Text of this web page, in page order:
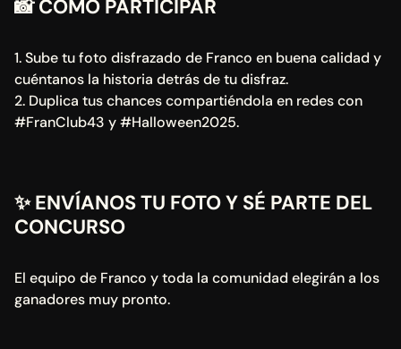
📸 CÓMO PARTICIPAR
1. Sube tu foto disfrazado de Franco en buena calidad y
cuéntanos la historia detrás de tu disfraz.
2. Duplica tus chances compartiéndola en redes con
#FranClub43 y #Halloween2025.
✨ ENVÍANOS TU FOTO Y SÉ PARTE DEL
CONCURSO
El equipo de Franco y toda la comunidad elegirán a los
ganadores muy pronto.